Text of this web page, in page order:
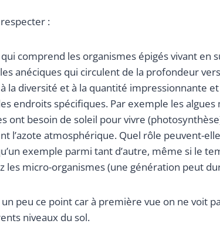
:
comprend les organismes épigés vivant en
anéciques qui circulent de la profondeur
la diversité et à la quantité impressionnante
endroits spécifiques. Par exemple les algues
ont besoin de soleil pour vivre
l’azote atmosphérique. Quel rôle peuvent-
exemple parmi tant d’autre, même si le
les micro-organismes (une génération peut
peu ce point car à première vue on ne voit
niveaux du sol.